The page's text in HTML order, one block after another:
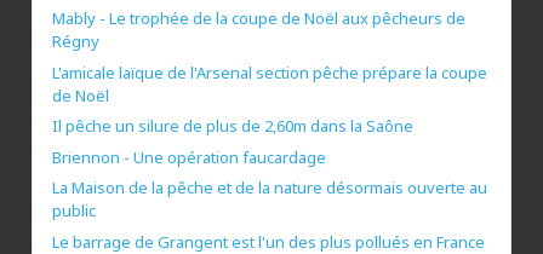
Mably - Le trophée de la coupe de Noël aux pêcheurs de
Régny
L'amicale laïque de l'Arsenal section pêche prépare la coupe
de Noël
Il pêche un silure de plus de 2,60m dans la Saône
Briennon - Une opération faucardage
La Maison de la pêche et de la nature désormais ouverte au
public
Le barrage de Grangent est l'un des plus pollués en France